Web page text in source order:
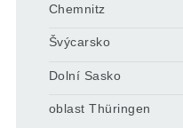
Chemnitz
Švýcarsko
Dolní Sasko
oblast Thüringen